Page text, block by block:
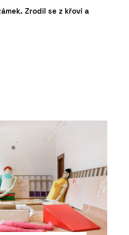
Zrodil se z křoví a